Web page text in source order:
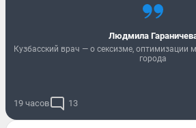
Людмила
Кузбасский врач — о сексизме, оптимизации
города
19 часов 13